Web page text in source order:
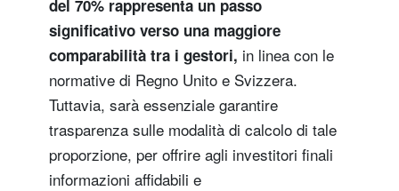
del 70% rappresenta un passo
significativo verso una maggiore
comparabilità tra i gestori, in linea con le
normative di Regno Unito e Svizzera.
Tuttavia, sarà essenziale garantire
trasparenza sulle modalità di calcolo di tale
proporzione, per offrire agli investitori finali
informazioni affidabili e